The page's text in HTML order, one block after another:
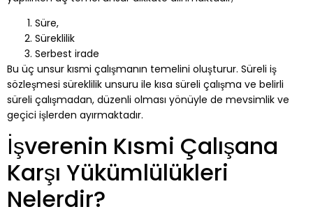
Süre,
Süreklilik
Serbest irade
Bu üç unsur kısmi çalışmanın temelini oluşturur. Süreli iş
sözleşmesi süreklilik unsuru ile kısa süreli çalışma ve belirli
süreli çalışmadan, düzenli olması yönüyle de mevsimlik ve
geçici işlerden ayırmaktadır.
İşverenin Kısmi Çalışana
Karşı Yükümlülükleri
Nelerdir?